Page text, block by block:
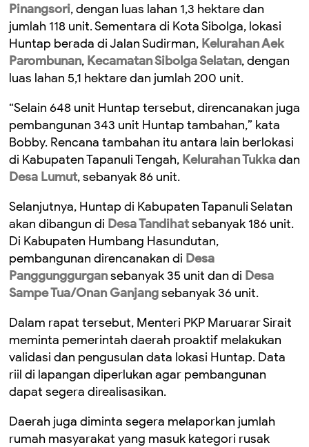
Pinangsori, dengan luas lahan 1,3 hektare dan
jumlah 118 unit. Sementara di Kota Sibolga, lokasi
Huntap berada di Jalan Sudirman, Kelurahan Aek
Parombunan, Kecamatan Sibolga Selatan, dengan
luas lahan 5,1 hektare dan jumlah 200 unit.
“Selain 648 unit Huntap tersebut, direncanakan juga
pembangunan 343 unit Huntap tambahan,” kata
Bobby. Rencana tambahan itu antara lain berlokasi
di Kabupaten Tapanuli Tengah, Kelurahan Tukkadan
Desa Lumut, sebanyak 86 unit.
Selanjutnya, Huntap di Kabupaten Tapanuli Selatan
akan dibangun di Desa Tandihatsebanyak 186 unit.
Di Kabupaten Humbang Hasundutan,
pembangunan direncanakan di Desa
Panggunggurgansebanyak 35 unit dan di Desa
Sampe Tua/Onan Ganjangsebanyak 36 unit.
Dalam rapat tersebut, Menteri PKP Maruarar Sirait
meminta pemerintah daerah proaktif melakukan
validasi dan pengusulan data lokasi Huntap. Data
riil di lapangan diperlukan agar pembangunan
dapat segera direalisasikan.
Daerah juga diminta segera melaporkan jumlah
rumah masyarakat yang masuk kategori rusak